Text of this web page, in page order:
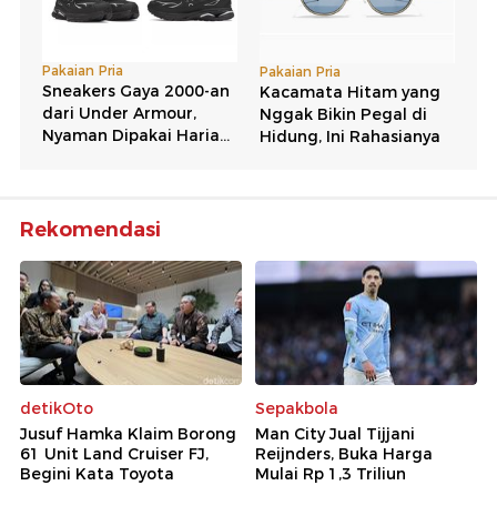
Rekomendasi
detikOto
Jusuf Hamka Klaim Borong
61 Unit Land Cruiser FJ,
Begini Kata Toyota
Sepakbola
Man City Jual Tijjani
Reijnders, Buka Harga
Mulai Rp 1,3 Triliun